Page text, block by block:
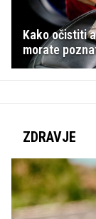
Kako očistiti
morate
ZDRAVJE